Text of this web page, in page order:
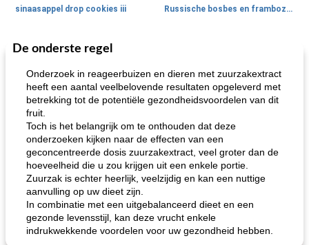
sinaasappel drop cookies iii Russische bosbes en frambozenpudding
Ontbijt
loco mokka havermout rustieke dorpspizza
De onderste regel
Onderzoek in reageerbuizen en dieren met zuurzakextract
heeft een aantal veelbelovende resultaten opgeleverd met
betrekking tot de potentiële gezondheidsvoordelen van dit
fruit.
Toch is het belangrijk om te onthouden dat deze
onderzoeken kijken naar de effecten van een
geconcentreerde dosis zuurzakextract, veel groter dan de
hoeveelheid die u zou krijgen uit een enkele portie.
Zuurzak is echter heerlijk, veelzijdig en kan een nuttige
aanvulling op uw dieet zijn.
In combinatie met een uitgebalanceerd dieet en een
gezonde levensstijl, kan deze vrucht enkele
indrukwekkende voordelen voor uw gezondheid hebben.